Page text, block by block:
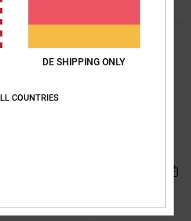
Frauen Schwarz Boa®-
Snowboardboots
173,25 €
DE SHIPPING ONLY
COUNTRIES